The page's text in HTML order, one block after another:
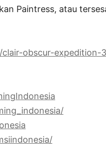
Paintress, atau
obscur-expedition-